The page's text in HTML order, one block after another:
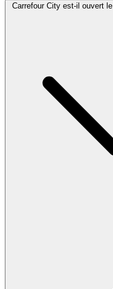
Carrefour City est-il ouvert